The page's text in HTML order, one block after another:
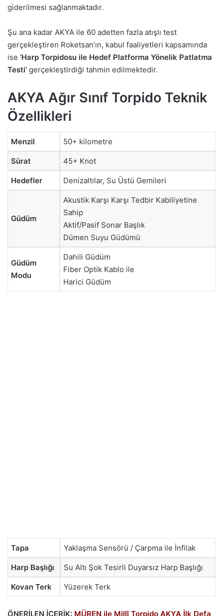
giderilmesi sağlanmaktadır.
Şu ana kadar AKYA ile 60 adetten fazla atışlı test
gerçekleştiren Roketsan’ın, kabul faaliyetleri kapsamında
ise ‘Harp Torpidosu ile Hedef Platforma Yönelik Patlatma
Testi’ gerçekleştirdiği tahmin edilmektedir.
AKYA Ağır Sınıf Torpido Teknik
Özellikleri
Menzil 50+ kilometre
Sürat 45+ Knot
Hedefler Denizaltılar, Su Üstü Gemileri
Güdüm
Akustik Karşı Karşı Tedbir Kabiliyetine
Sahip
Aktif/Pasif Sonar Başlık
Dümen Suyu Güdümü
Güdüm
Modu
Dahili Güdüm
Fiber Optik Kablo ile
Harici Güdüm
Tapa Yaklaşma Sensörü / Çarpma ile İnfilak
Harp Başlığı Su Altı Şok Tesirli Duyarsız Harp Başlığı
Kovan Terk Yüzerek Terk
ÖNERİLEN İÇERİK: MÜREN ile Millî Torpido AKYA İlk Defa